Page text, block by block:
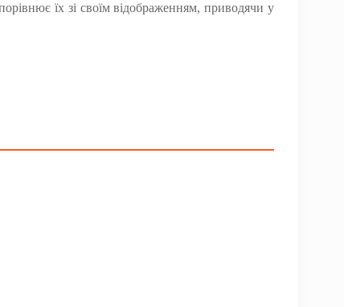
їх зі своїм відображенням, приводячи у